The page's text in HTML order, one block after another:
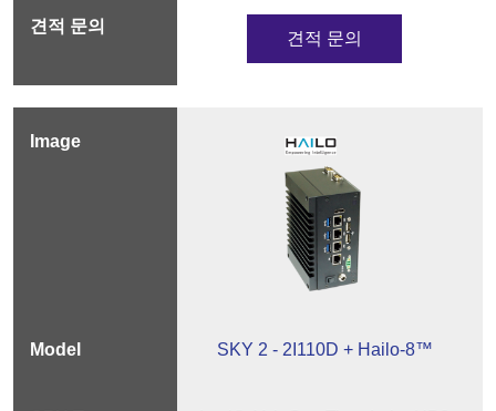
견적 문의
SKY 2 - 2I110D + Hailo-8™